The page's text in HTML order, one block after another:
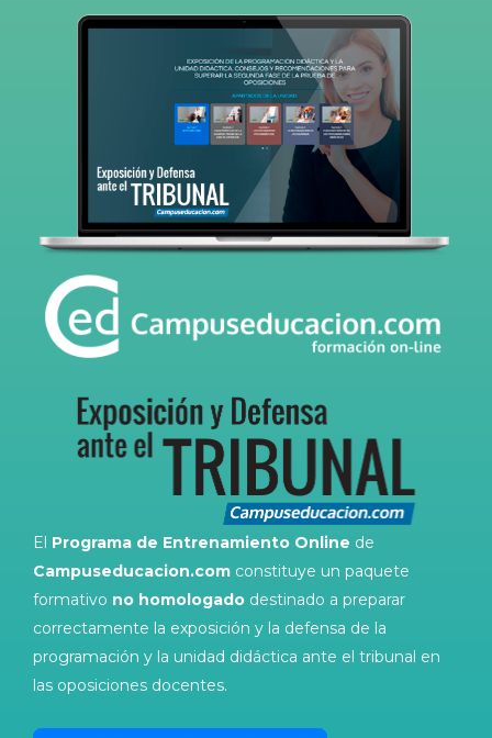
El Programa de Entrenamiento Online de
Campuseducacion.com constituye un paquete
formativo no homologado destinado a preparar
correctamente la exposición y la defensa de la
programación y la unidad didáctica ante el tribunal en
las oposiciones docentes.